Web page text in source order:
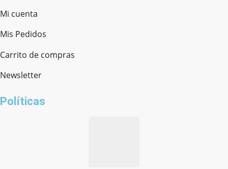
Mi cuenta
Mis Pedidos
Carrito de compras
Newsletter
Políticas